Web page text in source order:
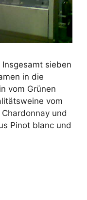
sieben
in die
vom Grünen
vom
und
Pinot blanc und